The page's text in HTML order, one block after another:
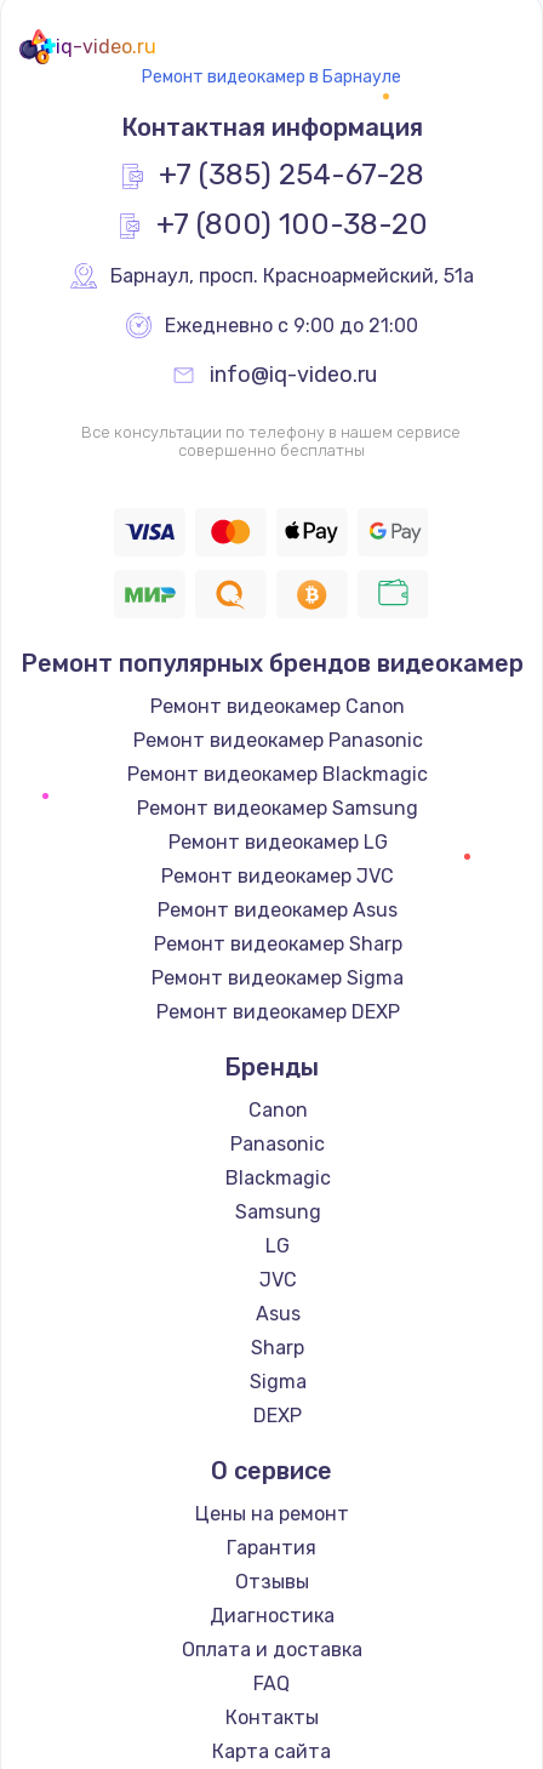
Замена термостата
1200 руб.
Заказать
Замена реле
Замена термопредохранителя
700 руб.
Заказать
2500 руб.
1400 руб.
Заказать
Замена / ремонт электронного модуля
управления
600 руб.
Замена конфорки
1100 руб.
Замена платы сенсора
Заказать
Замена регулятора режимов конфорки
900 руб.
Заказать
Замена сенсорного датчика
1300 руб.
Заказать
Замена сигнальной лампы
Заказать
Замена системной платы
1500 руб.
Заказать
Замена температурного датчика
2500 руб.
iq-video.ru
Ремонт видеокамер в Барнауле
Контактная информация
+7 (385) 254-67-28
+7 (800) 100-38-20
Барнаул, просп. Красноармейский, 51а
Ежедневно с 9:00 до 21:00
info@iq-video.ru
Все консультации по телефону в нашем сервисе
совершенно бесплатны
Ремонт популярных брендов видеокамер
Ремонт видеокамер Canon
Ремонт видеокамер Panasonic
Ремонт видеокамер Blackmagic
Ремонт видеокамер Samsung
Ремонт видеокамер LG
Ремонт видеокамер JVC
Ремонт видеокамер Asus
Ремонт видеокамер Sharp
Ремонт видеокамер Sigma
Ремонт видеокамер DEXP
Бренды
Canon
Panasonic
Blackmagic
Samsung
LG
JVC
Asus
Sharp
Sigma
DEXP
О сервисе
Цены на ремонт
Гарантия
Отзывы
Диагностика
Оплата и доставка
FAQ
Контакты
Карта сайта